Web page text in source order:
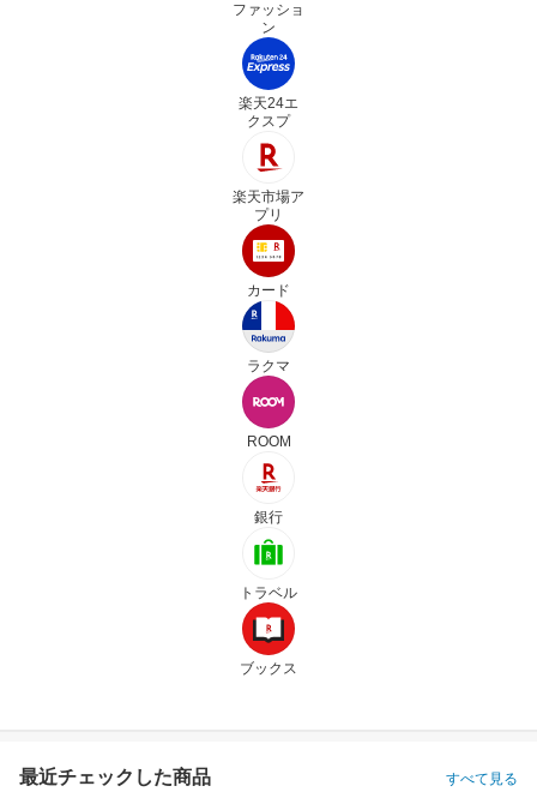
ファッショ
ン
楽天24エ
クスプ
楽天市場ア
プリ
カード
ラクマ
ROOM
銀行
トラベル
ブックス
最近チェックした商品 すべて見る